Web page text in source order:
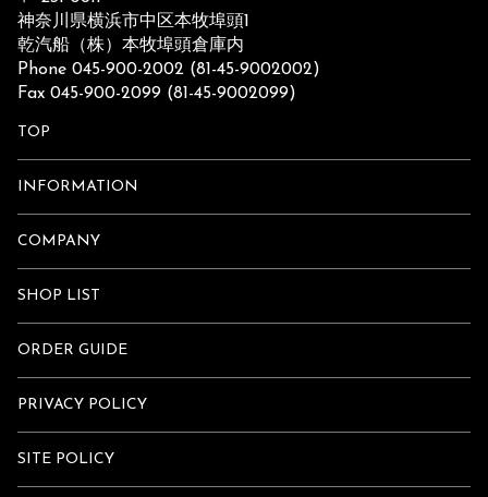
神奈川県横浜市中区本牧埠頭1
乾汽船（株）本牧埠頭倉庫内
Phone 045-900-2002 (81-45-9002002)
Fax 045-900-2099 (81-45-9002099)
TOP
INFORMATION
COMPANY
SHOP LIST
ORDER GUIDE
PRIVACY POLICY
SITE POLICY